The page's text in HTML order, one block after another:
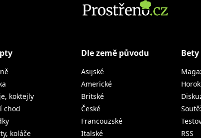
koktejly
chod
koláče
Dle země původu
Asijské
Americké
Britské
České
Francouzské
Italské
Bety
RSS